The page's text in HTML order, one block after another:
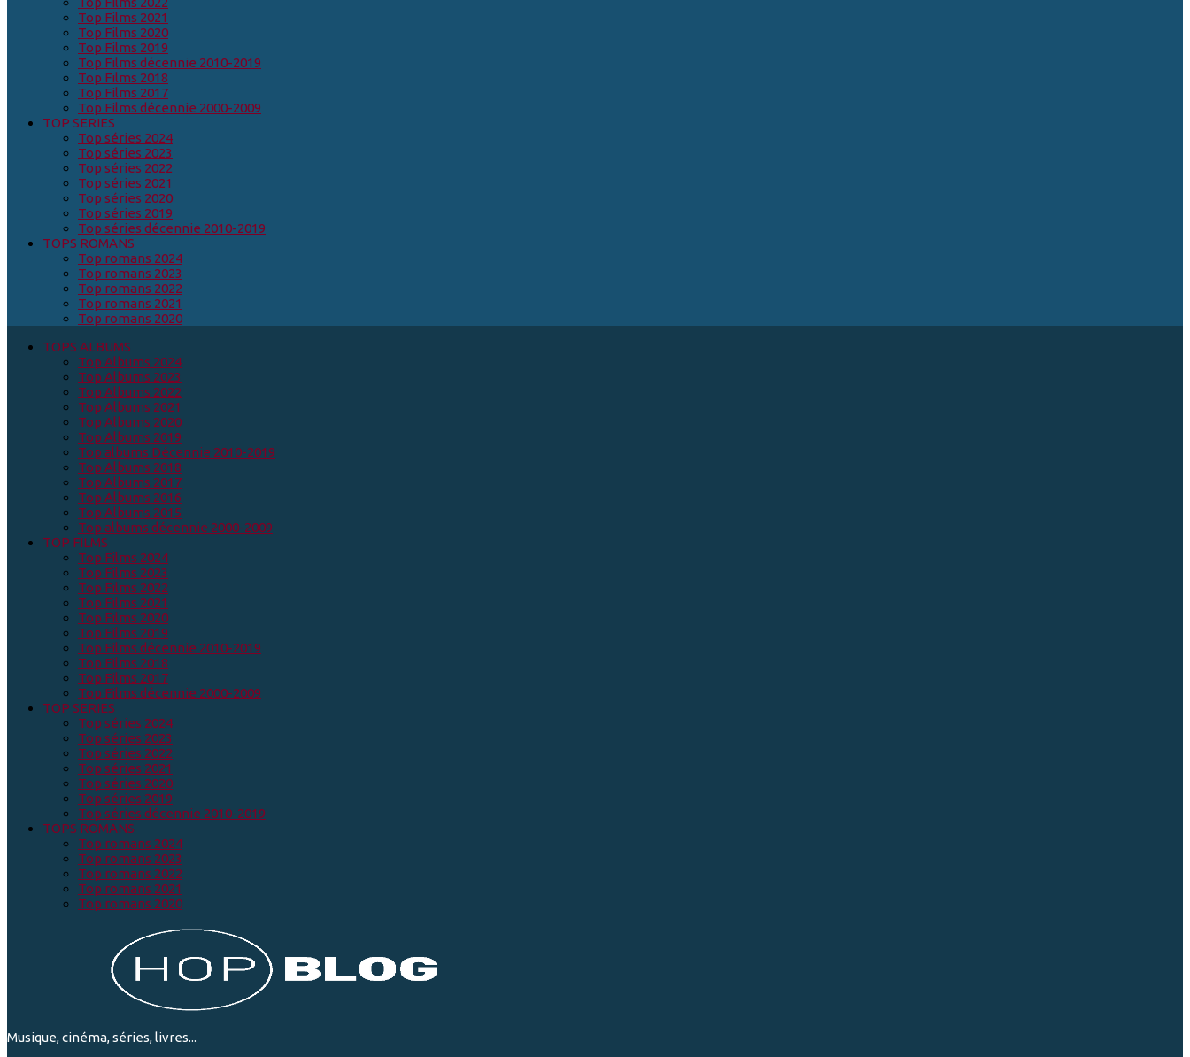
Top Films 2021
Top Films 2020
Top Films 2019
Top Films décennie 2010-2019
Top Films 2018
Top Films 2017
Top Films décennie 2000-2009
TOP SERIES
Top séries 2024
Top séries 2023
Top séries 2022
Top séries 2021
Top séries 2020
Top séries 2019
Top séries décennie 2010-2019
TOPS ROMANS
Top romans 2024
Top romans 2023
Top romans 2022
Top romans 2021
Top romans 2020
TOPS ALBUMS
Top Albums 2024
Top Albums 2023
Top Albums 2022
Top Albums 2021
Top Albums 2020
Top Albums 2019
Top albums Décennie 2010-2019
Top Albums 2018
Top Albums 2017
Top Albums 2016
Top Albums 2015
Top albums décennie 2000-2009
TOP FILMS
Top Films 2024
Top Films 2023
Top Films 2022
Top Films 2021
Top Films 2020
Top Films 2019
Top Films décennie 2010-2019
Top Films 2018
Top Films 2017
Top Films décennie 2000-2009
TOP SERIES
Top séries 2024
Top séries 2023
Top séries 2022
Top séries 2021
Top séries 2020
Top séries 2019
Top séries décennie 2010-2019
TOPS ROMANS
Top romans 2024
Top romans 2023
Top romans 2022
Top romans 2021
Top romans 2020
Musique, cinéma, séries, livres...